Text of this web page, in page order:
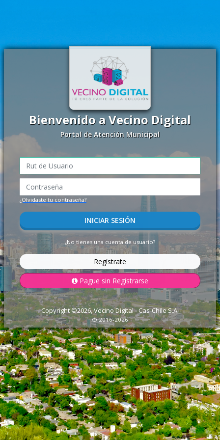
Bienvenido a Vecino Digital
Portal de Atención Municipal
¿Olvidaste tu contraseña?
INICIAR SESIÓN
¿No tienes una cuenta de usuario?
Regístrate
Pague sin Registrarse
Copyright ©2026, Vecino Digital - Cas-Chile S.A.
® 2016-2026